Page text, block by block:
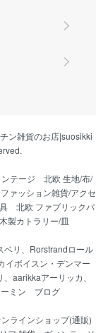
ン雑貨のお店|suosikki
テージ
北欧 生地/布/
ファッション雑貨/アクセ
北欧 ファブリックパ
木製カトラリー/皿
ベリ
Rorstrandロール
イボイスン・デンマー
aarikkaアーリッカ
ミン ブログ
ラインショップ(通販)